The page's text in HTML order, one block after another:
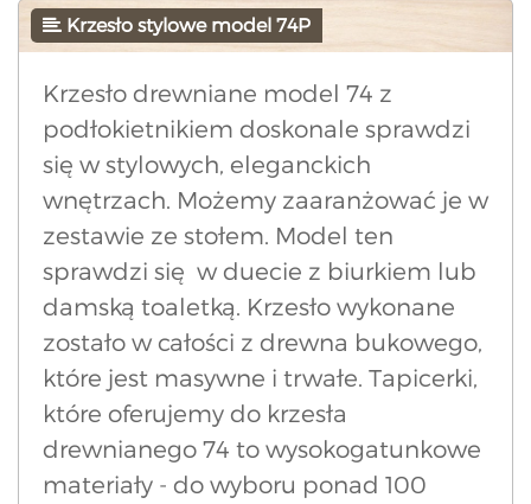
Krzesło stylowe model 74P
Krzesło drewniane model 74 z
podłokietnikiem doskonale sprawdzi
się w stylowych, eleganckich
wnętrzach. Możemy zaaranżować je w
zestawie ze stołem. Model ten
sprawdzi się w duecie z biurkiem lub
damską toaletką. Krzesło wykonane
zostało w całości z drewna bukowego,
które jest masywne i trwałe. Tapicerki,
które oferujemy do krzesła
drewnianego 74 to wysokogatunkowe
materiały - do wyboru ponad 100